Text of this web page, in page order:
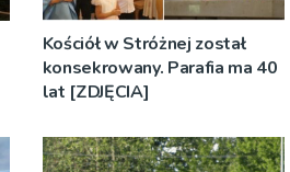
Kościół w Stróżnej został
konsekrowany. Parafia ma 40
lat [ZDJĘCIA]